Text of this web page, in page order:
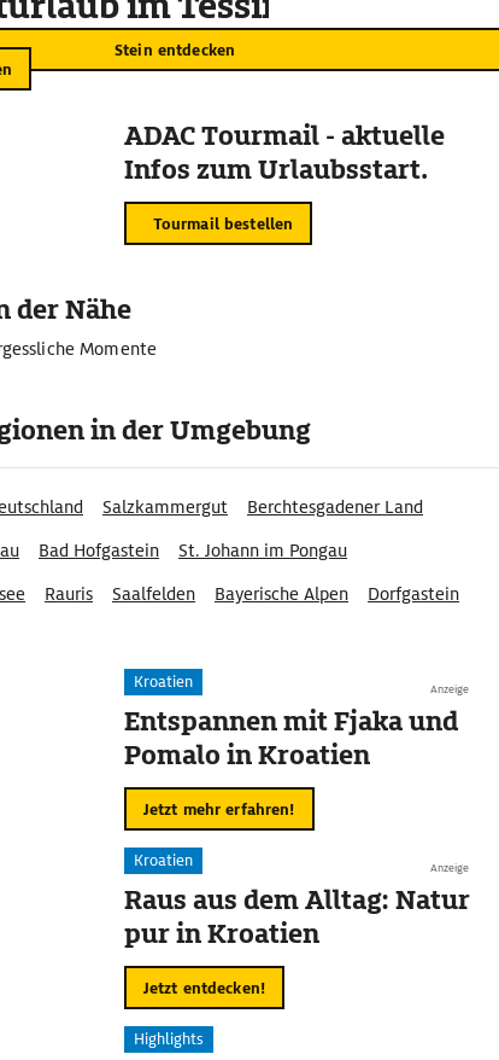
Stein entdecken
ADAC Tourmail - aktuelle
Infos zum Urlaubsstart.
Tourmail bestellen
der Nähe
Momente
in der Umgebung
Salzkammergut
Berchtesgadener Land
Bad Hofgastein
St. Johann im Pongau
Rauris Saalfelden Bayerische Alpen
Dorfgastein
Anzeige
Kroatien
Entspannen mit Fjaka und
Pomalo in Kroatien
Jetzt mehr erfahren!
Anzeige
Kroatien
Raus aus dem Alltag: Natur
pur in Kroatien
Jetzt entdecken!
Highlights